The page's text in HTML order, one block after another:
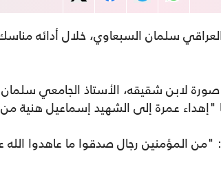
سلمان السبعاوي، خلال أدائه
لابن شقيقه، الأستاذ الجامعي
"إهداء عمرة إلى الشهيد إسماعيل هنية
"من المؤمنين رجال صدقوا ما عاهدوا الله